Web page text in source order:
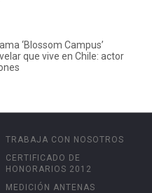
‘Blossom Campus’
que vive en Chile: actor
TRABAJA CON NOSOTROS
CERTIFICADO DE
HONORARIOS 2012
MEDICIÓN ANTENAS